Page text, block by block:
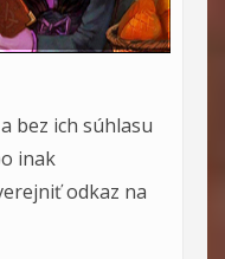
bez ich súhlasu
inak
odkaz na